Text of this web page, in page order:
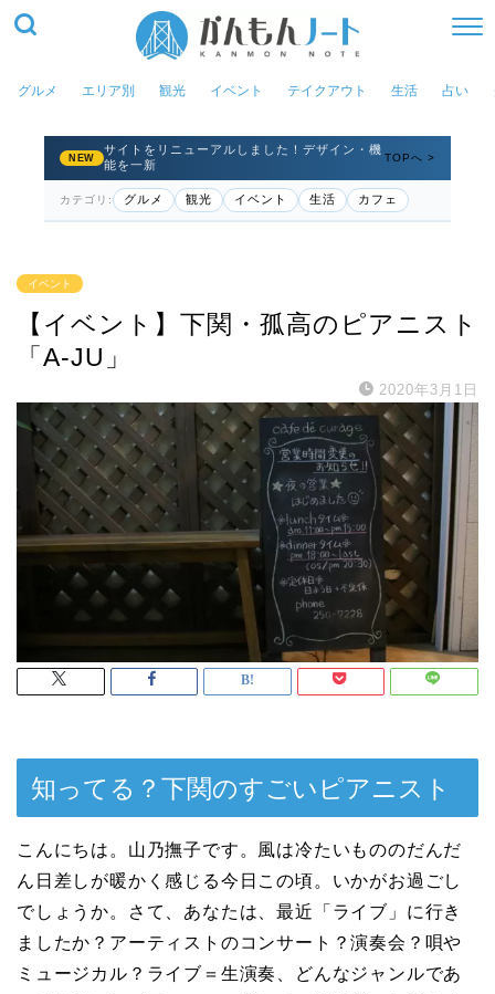
グルメ エリア別 観光 イベント テイクアウト 生活 占い
NEW
サイトをリニューアルしました！デザイン・機
能を一新
TOPへ >
カテゴリ: グルメ 観光 イベント 生活 カフェ
イベント
【イベント】下関・孤高のピアニスト
「A-JU」
2020年3月1日
知ってる？下関のすごいピアニスト
こんにちは。山乃撫子です。風は冷たいもののだんだ
ん日差しが暖かく感じる今日この頃。いかがお過ごし
でしょうか。さて、あなたは、最近「ライブ」に行き
ましたか？アーティストのコンサート？演奏会？唄や
ミュージカル？ライブ＝生演奏、どんなジャンルであ